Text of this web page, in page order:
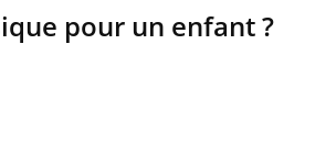
pour un enfant ?